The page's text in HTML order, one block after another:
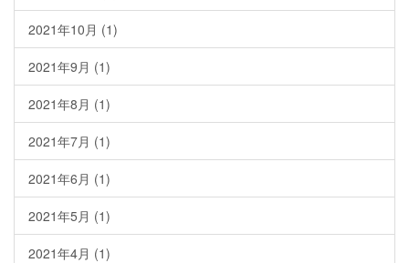
2021年10月 (1)
2021年9月 (1)
2021年8月 (1)
2021年7月 (1)
2021年6月 (1)
2021年5月 (1)
2021年4月 (1)